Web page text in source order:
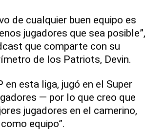
de cualquier buen equipo es
jugadores que sea posible”,
que comparte con su
de los Patriots, Devin.
en esta liga, jugó en el Super
— por lo que creo que
jugadores en el camerino,
equipo”.